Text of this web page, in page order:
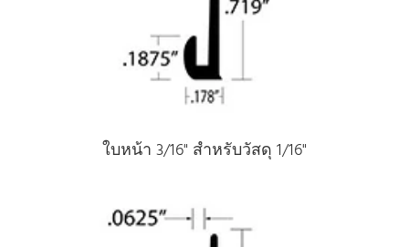
ใบหน้า 3/16" สําหรับวัสดุ 1/16"